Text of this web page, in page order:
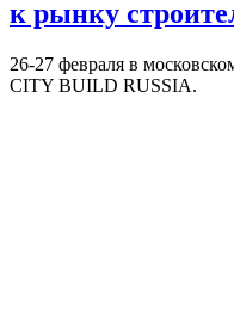
к рынку
26-27 февраля в
CITY BUILD RUSSIA.